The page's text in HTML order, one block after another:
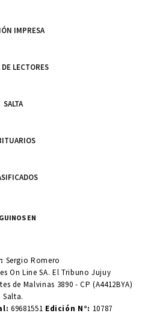
IMPRESA
DE LECTORES
SALTA
EN
Sergio Romero
On Line SA. El Tribuno Jujuy
de Malvinas 3890 - CP (A4412BYA)
Salta.
69681551 Edición N°: 10787